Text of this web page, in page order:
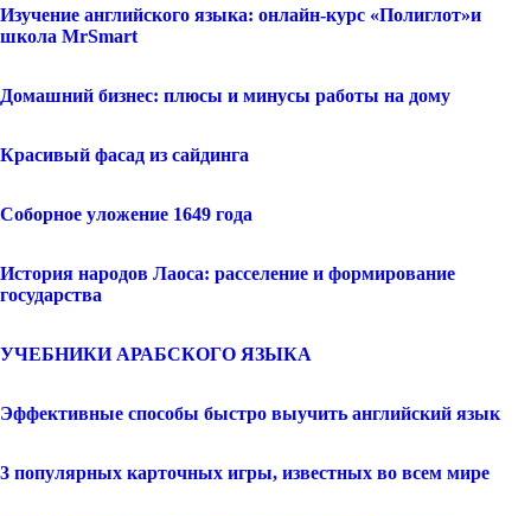
Изучение английского языка: онлайн-курс «Полиглот»и
школа MrSmart
Домашний бизнес: плюсы и минусы работы на дому
Красивый фасад из сайдинга
Соборное уложение 1649 года
История народов Лаоса: расселение и формирование
государства
УЧЕБНИКИ АРАБСКОГО ЯЗЫКА
Эффективные способы быстро выучить английский язык
3 популярных карточных игры, известных во всем мире